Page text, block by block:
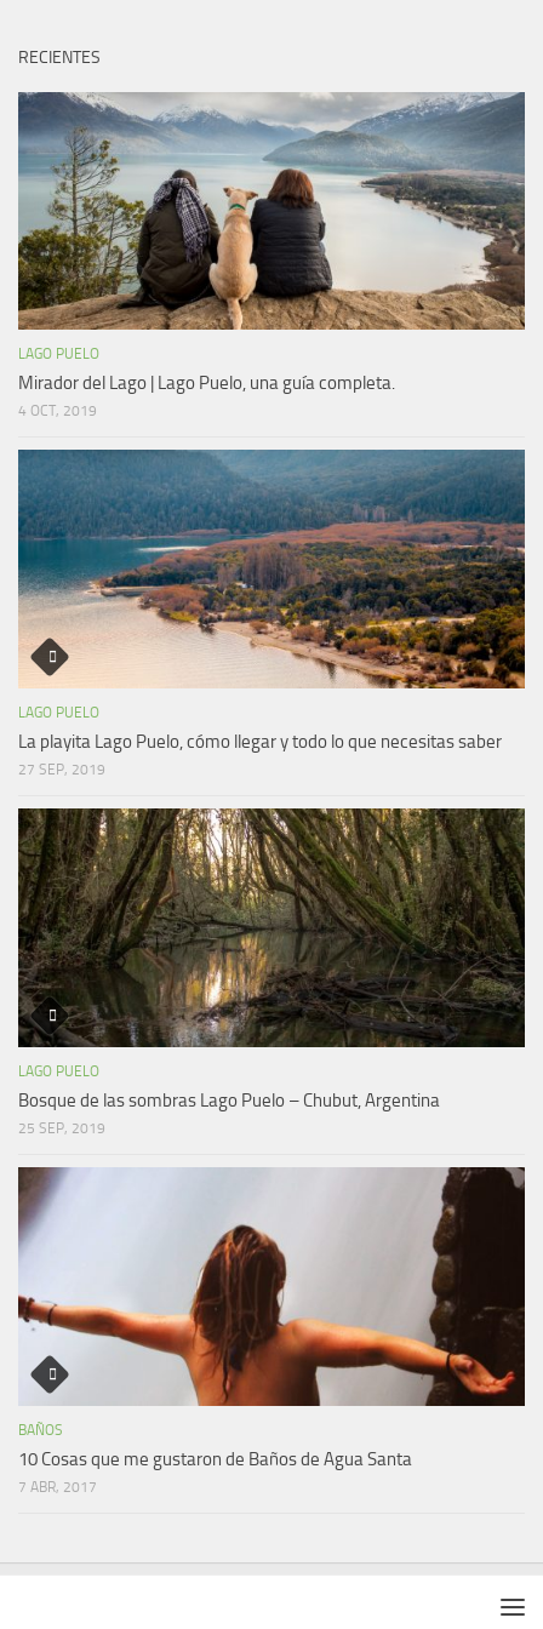
RECIENTES
LAGO PUELO
Mirador del Lago | Lago Puelo, una guía completa.
4 OCT, 2019
LAGO PUELO
La playita Lago Puelo, cómo llegar y todo lo que necesitas saber
27 SEP, 2019
LAGO PUELO
Bosque de las sombras Lago Puelo – Chubut, Argentina
25 SEP, 2019
BAÑOS
10 Cosas que me gustaron de Baños de Agua Santa
7 ABR, 2017